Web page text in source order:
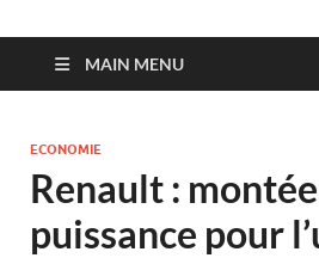
MAIN MENU
ECONOMIE
Renault :
puissance pour